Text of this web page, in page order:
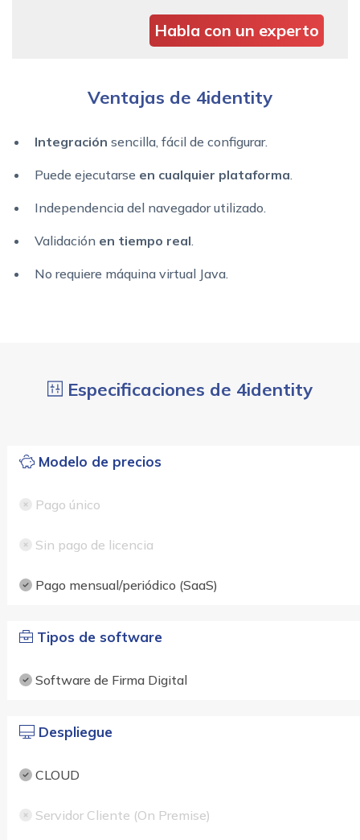
Habla con un experto
Ventajas de 4identity
Integración sencilla, fácil de configurar.
Puede ejecutarse en cualquier plataforma
Independencia del navegador utilizado.
Validación en tiempo real
No requiere máquina virtual Java.
Especificaciones de 4identity
Modelo de precios
Pago único
Sin pago de licencia
Pago mensual/periódico (SaaS)
Tipos de software
Software de Firma Digital
Despliegue
CLOUD
Servidor Cliente (On Premise)